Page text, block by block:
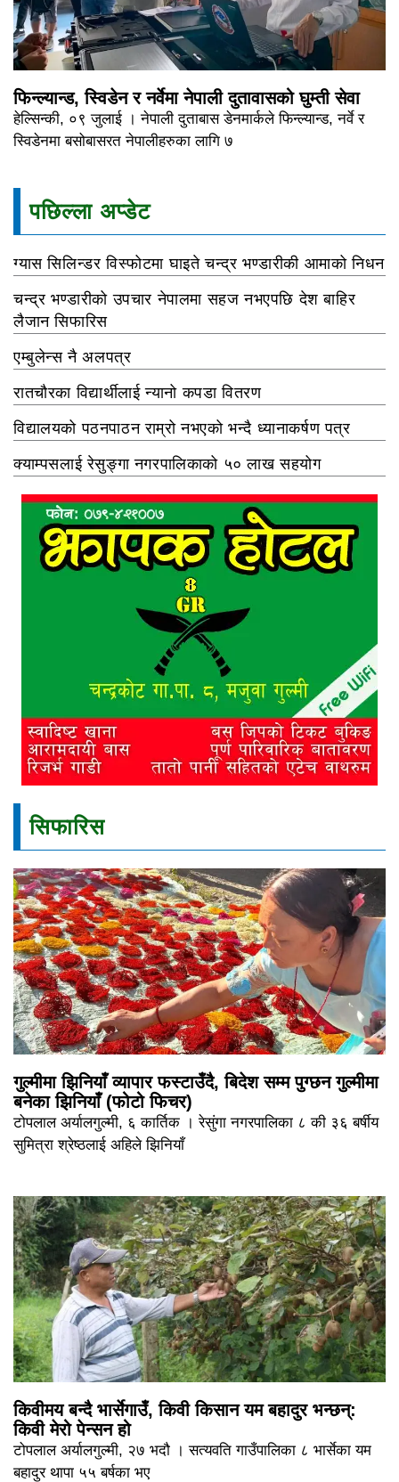
फिन्ल्यान्ड, स्विडेन र नर्वेमा नेपाली दुतावासको घुम्ती सेवा
हेल्सिन्की, ०९ जुलाई । नेपाली दुताबास डेनमार्कले फिन्ल्यान्ड, नर्वे र
स्विडेनमा बसोबासरत नेपालीहरुका लागि ७
पछिल्ला अप्डेट
ग्यास सिलिन्डर विस्फोटमा घाइते चन्द्र भण्डारीकी आमाको निधन
चन्द्र भण्डारीको उपचार नेपालमा सहज नभएपछि देश बाहिर
लैजान सिफारिस
एम्बुलेन्स नै अलपत्र
रातचौरका विद्यार्थीलाई न्यानो कपडा वितरण
विद्यालयको पठनपाठन राम्रो नभएको भन्दै ध्यानाकर्षण पत्र
क्याम्पसलाई रेसुङ्गा नगरपालिकाको ५० लाख सहयोग
सिफारिस
गुल्मीमा झिनियाँ व्यापार फस्टाउँदै, बिदेश सम्म पुग्छन गुल्मीमा
बनेका झिनियाँ (फोटो फिचर)
टोपलाल अर्यालगुल्मी, ६ कार्तिक । रेसुंगा नगरपालिका ८ की ३६ बर्षीय
सुमित्रा श्रेष्ठलाई अहिले झिनियाँ
किवीमय बन्दै भार्सेगाउँ, किवी किसान यम बहादुर भन्छन्:
किवी मेरो पेन्सन हो
टोपलाल अर्यालगुल्मी, २७ भदौ । सत्यवति गाउँपालिका ८ भार्सेका यम
बहादुर थापा ५५ बर्षका भए